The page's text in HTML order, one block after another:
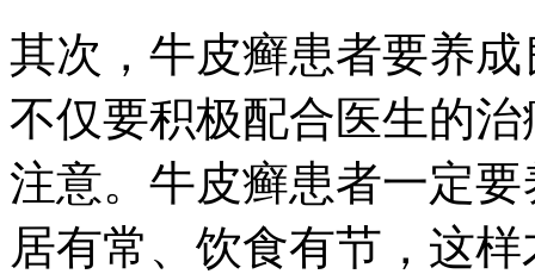
其次，牛皮癣患者要养
不仅要积极配合医生的
注意。牛皮癣患者一定
居有常、饮食有节，这